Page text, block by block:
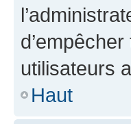
utilisateurs
Haut